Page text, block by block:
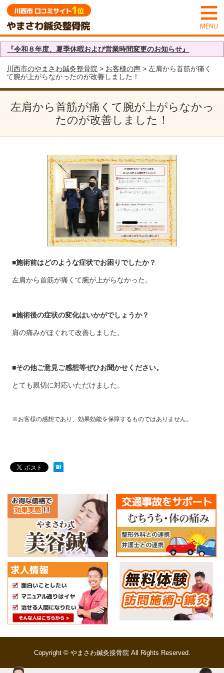
『令和８年度、夏季休暇および営業時間変更のお知らせ』
川西市のやまさわ鍼灸整骨院 > お客様の声 > 左肩から首筋が痛く
て腕が上がらなかったのが改善しました！
左肩から首筋が痛くて腕が上がらなかっ
たのが改善しました！
■施術前はどのような症状でお困りでしたか？
左肩から首筋が痛くて腕が上がらなかった。
■施術後の症状の変化はいかがでしょうか？
肩の痛みがほぐれて改善しました。
■その他ご意見ご感想等ぜひお聞かせください。
とても親切に対応いただけました。
※お客様の感想であり、効果効能を保障するものではありません。
Copyright © やまさわ鍼灸接骨院 All Rights Reserved.